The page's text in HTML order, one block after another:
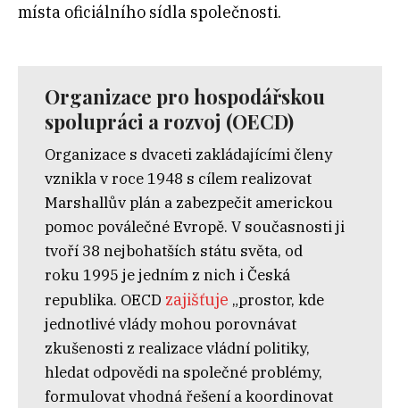
místa oficiálního sídla společnosti.
Organizace pro hospodářskou
spolupráci a rozvoj (OECD)
Organizace s dvaceti zakládajícími členy
vznikla vroce 1948 s cílem realizovat
Marshallův plán a zabezpečit americkou
pomoc poválečné Evropě. V současnosti ji
tvoří 38 nejbohatších státu světa, od
roku 1995 je jedním z nich i Česká
republika. OECD zajišťuje „prostor, kde
jednotlivé vlády mohou porovnávat
zkušenosti z realizace vládní politiky,
hledat odpovědi na společné problémy,
formulovat vhodná řešení a koordinovat